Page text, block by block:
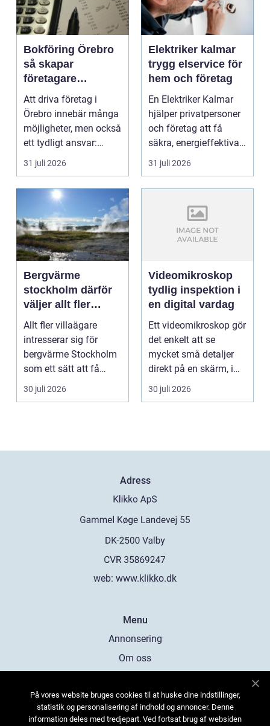
Bokföring Örebro
så skapar
företagare
tryggare ekonomi
Att driva företag i
Örebro innebär många
möjligheter, men också
ett tydligt ansvar:
ekonomin måste v...
31 juli 2026
Elektriker kalmar
trygg elservice för
hem och företag
En Elektriker Kalmar
hjälper privatpersoner
och företag att få
säkra, energieffektiva
och framtidssä...
31 juli 2026
Bergvärme
stockholm därför
väljer allt fler
denna
uppvärmning
Allt fler villaägare
intresserar sig för
bergvärme Stockholm
som ett sätt att få
lägre uppvärmningsk...
30 juli 2026
Videomikroskop
tydlig inspektion i
en digital vardag
Ett videomikroskop gör
det enkelt att se
mycket små detaljer
direkt på en skärm, i
stället för genom...
30 juli 2026
Adress
web: www.klikko.dk
Menu
Annonsering
Om oss
Kontakta oss
Sitemap
På vores website bruges cookies til at huske dine indstillinger,
statistik og personalisering af indhold og annoncer. Denne
information deles med tredjepart. Ved fortsat brug af websiden